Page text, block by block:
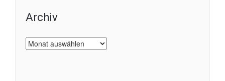
Archiv
Archiv